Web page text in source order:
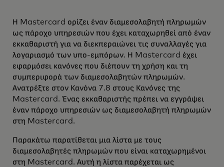
Η Mastercard ορίζει έναν διαμεσολαβητή πληρωμών
ως πάροχο υπηρεσιών που έχει καταχωρηθεί από έναν
εκκαθαριστή για να διεκπεραιώνει τις συναλλαγές για
λογαριασμό των υπο-εμπόρων. Η Mastercard έχει
εφαρμόσει κανόνες που διέπουν τη χρήση και τη
συμπεριφορά των διαμεσολαβητών πληρωμών.
Ανατρέξτε στον Κανόνα 7.8 στους Κανόνες της
Mastercard. Ένας εκκαθαριστής πρέπει να εγγράψει
έναν πάροχο υπηρεσιών ως διαμεσολαβητή πληρωμών
στη Mastercard.
Παρακάτω παρατίθεται μια λίστα με τους
διαμεσολαβητές πληρωμών που είναι καταχωρημένοι
στη Mastercard. Αυτή η λίστα παρέχεται ως